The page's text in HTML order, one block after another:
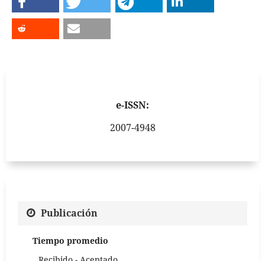
e-ISSN:
2007-4948
Publicación
Tiempo promedio